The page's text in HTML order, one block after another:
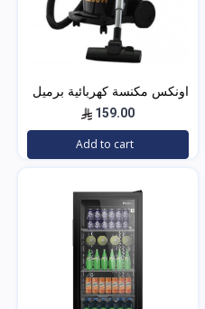
اونكس مكنسة كهربائية برميل
2200 واط - 21 ليتر - أسود -
5304
159.00
Add to cart